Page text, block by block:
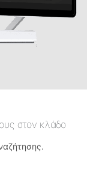
στον κλάδο